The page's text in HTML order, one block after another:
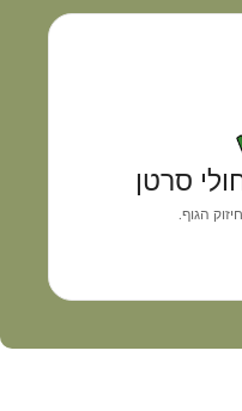
סרטן
הגוף.
סרטן
מדויק, איזון